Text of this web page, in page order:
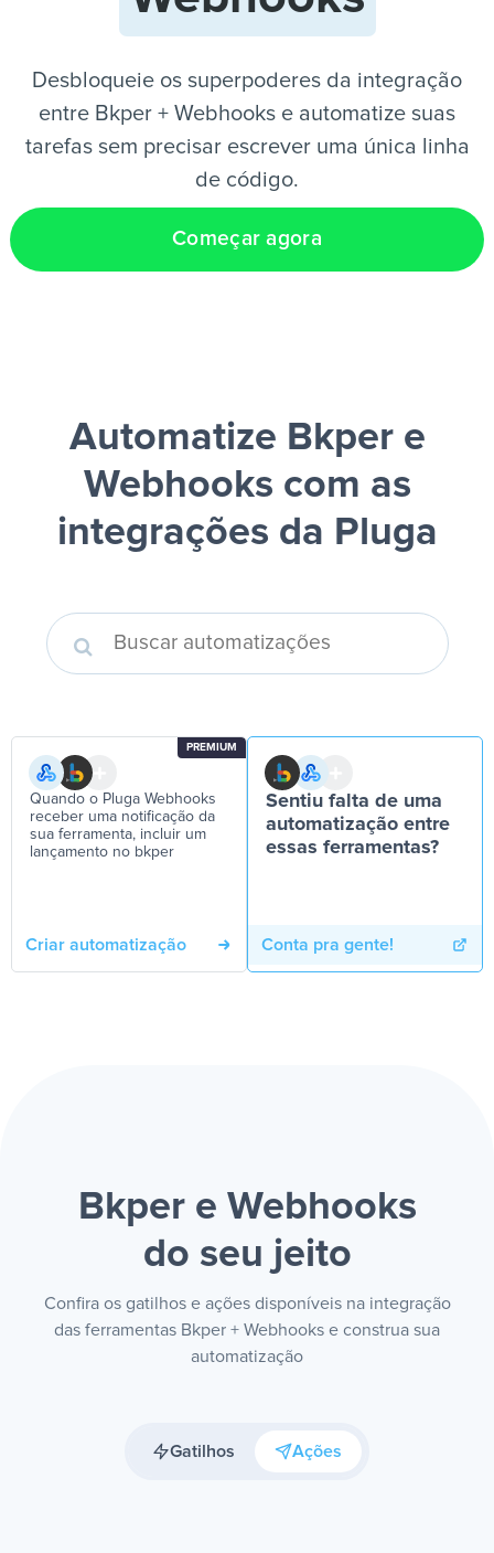
Desbloqueie os superpoderes da integração
entre Bkper + Webhooks e automatize suas
tarefas sem precisar escrever uma única linha
de código.
Começar agora
Automatize Bkper e
Webhooks com as
integrações da Pluga
PREMIUM
Quando o Pluga Webhooks
receber uma notificação da
sua ferramenta, incluir um
lançamento no bkper
Criar automatização
Sentiu falta de uma
automatização entre
essas ferramentas?
Conta pra gente!
Bkper e Webhooks
do seu jeito
Confira os gatilhos e ações disponíveis na integração
das ferramentas Bkper + Webhooks e construa sua
automatização
Gatilhos Ações